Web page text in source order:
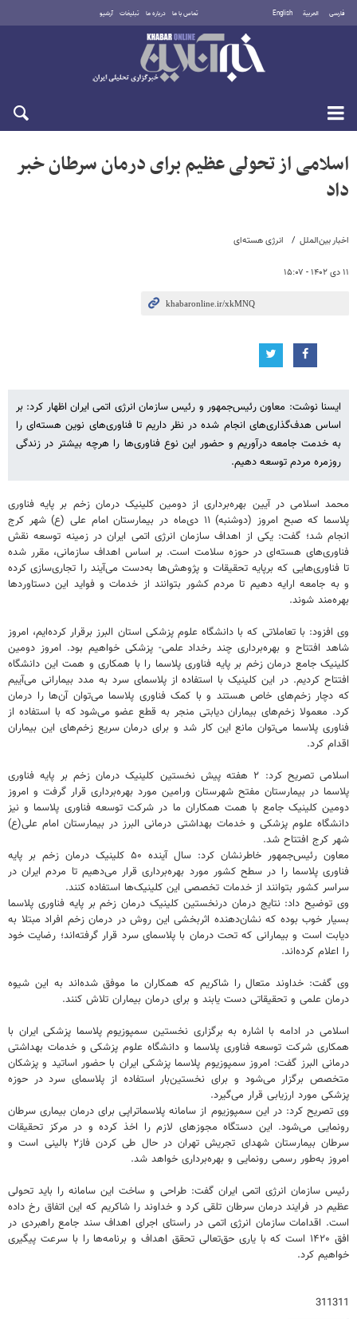
فارسی العربية English تماس با ما درباره ما تبلیغات آرشیو
شنبه ۱۷ مرداد ۱۴۰۵
اخبار بین‌الملل انرژی هسته‌ای
۱۱ دی ۱۴۰۲ - ۱۵:۰۷
اسلامی از تحولی عظیم برای درمان سرطان خبر
داد
ایسنا نوشت: معاون رئیس‌جمهور و رئیس سازمان انرژی اتمی ایران اظهار کرد: بر
اساس هدف‌گذاری‌های انجام شده در نظر داریم تا فناوری‌های نوین هسته‌ای را
به خدمت جامعه درآوریم و حضور این نوع فناوری‌ها را هرچه بیشتر در زندگی
روزمره مردم توسعه دهیم.
محمد اسلامی در آیین بهره‌برداری از دومین کلینیک درمان زخم بر پایه فناوری
پلاسما که صبح امروز (دوشنبه) ۱۱ دی‌ماه در بیمارستان امام علی (ع) شهر کرج
انجام شد؛ گفت: یکی از اهداف سازمان انرژی اتمی ایران در زمینه توسعه نقش
فناوری‌های هسته‌ای در حوزه سلامت است. بر اساس اهداف سازمانی، مقرر شده
تا فناوری‌هایی که برپایه تحقیقات و پژوهش‌ها به‌دست می‌آیند را تجاری‌سازی کرده
و به جامعه ارایه دهیم تا مردم کشور بتوانند از خدمات و فواید این دستاوردها
بهره‌مند شوند.
وی افزود: با تعاملاتی که با دانشگاه‌ علوم پزشکی استان البرز برقرار کرده‌ایم، امروز
شاهد افتتاح و بهره‌برداری چند رخداد علمی- پزشکی خواهیم بود. امروز دومین
کلینیک جامع درمان زخم بر پایه فناوری پلاسما را با همکاری و همت این دانشگاه
افتتاح کردیم. در این کلینیک با استفاده از پلاسمای سرد به مدد بیمارانی می‌آییم
که دچار زخم‌های خاص هستند و با کمک فناوری پلاسما می‌توان آن‌ها را درمان
کرد. معمولا زخم‌های بیماران دیابتی منجر به قطع عضو می‌شود که با استفاده از
فناوری پلاسما می‌توان مانع این کار شد و برای درمان سریع زخم‌های این بیماران
اقدام کرد.
اسلامی تصریح کرد: ۲ هفته پیش نخستین کلینیک درمان زخم بر پایه فناوری
پلاسما در بیمارستان مفتح شهرستان ورامین مورد بهره‌برداری قرار گرفت و امروز
دومین کلینیک جامع با همت همکاران ما در شرکت توسعه فناوری پلاسما و نیز
دانشگاه علوم پزشکی و خدمات بهداشتی درمانی البرز در بیمارستان امام علی(ع)
شهر کرج افتتاح شد.
معاون رئیس‌جمهور خاطرنشان کرد: سال آینده ۵۰ کلینیک درمان زخم بر پایه
فناوری پلاسما را در سطح کشور مورد بهره‌برداری قرار می‌دهیم تا مردم ایران در
سراسر کشور بتوانند از خدمات تخصصی این کلینیک‌ها استفاده کنند.
وی توضیح داد: نتایج درمان درنخستین کلینیک درمان زخم بر پایه فناوری پلاسما
بسیار خوب بوده که نشان‌دهنده اثربخشی این روش در درمان زخم افراد مبتلا به
دیابت است و بیمارانی که تحت درمان با پلاسمای سرد قرار گرفته‌اند؛ رضایت خود
را اعلام کرده‌اند.
وی گفت: خداوند متعال را شاکریم که همکاران ما موفق شده‌اند به این شیوه
درمان علمی و تحقیقاتی دست یابند و برای درمان بیماران تلاش کنند.
اسلامی در ادامه با اشاره به برگزاری نخستین سمپوزیوم پلاسما پزشکی ایران با
همکاری شرکت توسعه فناوری پلاسما و دانشگاه علوم پزشکی و خدمات بهداشتی
درمانی البرز گفت: امروز سمپوزیوم پلاسما پزشکی ایران با حضور اساتید و پزشکان
متخصص برگزار می‌شود و برای نخستین‌بار استفاده از پلاسمای سرد در حوزه
پزشکی مورد ارزیابی قرار می‌گیرد.
وی تصریح کرد: در این سمپوزیوم از سامانه پلاسماتراپی برای درمان بیماری سرطان
رونمایی می‌شود. این دستگاه مجوزهای لازم را اخذ کرده و در مرکز تحقیقات
سرطان بیمارستان شهدای تجریش تهران در حال طی کردن فاز۲ بالینی است و
امروز به‌طور رسمی رونمایی و بهره‌برداری خواهد شد.
رئیس سازمان انرژی اتمی ایران گفت: طراحی و ساخت این سامانه را باید تحولی
عظیم در فرایند درمان سرطان تلقی کرد و خداوند را شاکریم که این اتفاق رخ داده
است. اقدامات سازمان انرژی اتمی در راستای اجرای اهداف سند جامع راهبردی در
افق ۱۴۲۰ است که با یاری حق‌تعالی تحقق اهداف و برنامه‌ها را با سرعت پیگیری
خواهیم کرد.
311311